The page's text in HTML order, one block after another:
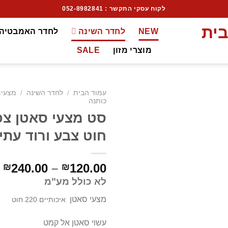
לקוח עסקי התקשר : 052-8982841
NEW לחדר השינה לחדר
מוצרי מזון SALE
עמוד הבית / לחדר השינה /
כותנה
חוט צבע ורוד
₪120.00
–
₪240.00
לא כולל מע"מ
מצעי סאטן איכותיים 220 חוט
עשוי סאטן אל קמט